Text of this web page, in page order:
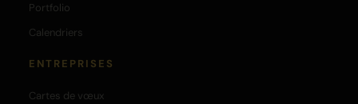
Portfolio
Calendriers
ENTREPRISES
Cartes de vœux